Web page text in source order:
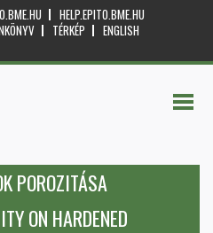
HELP.EPITO.BME.HU
TÉRKÉP
ENGLISH
POROZITÁSA
ON HARDENED